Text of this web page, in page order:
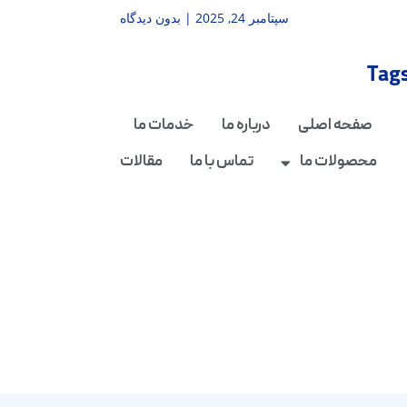
سپتامبر 24, 2025 بدون دیدگاه
صفحه اصلی درباره ما
خدمات ما
محصولات ما
تماس با ما مقالات